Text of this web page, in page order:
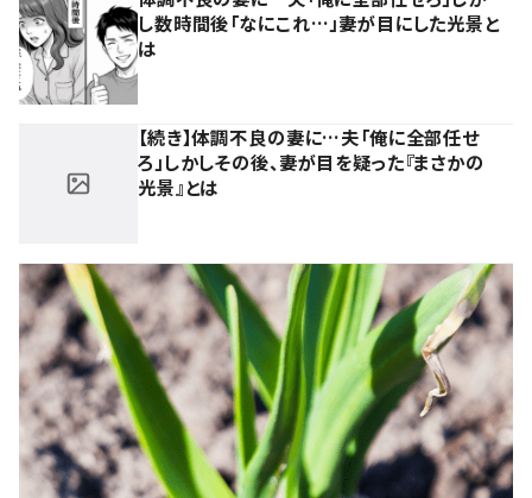
し数時間後「なにこれ…」妻が目にした光景と
は
【続き】体調不良の妻に…夫「俺に全部任せ
ろ」しかしその後、妻が目を疑った『まさかの
光景』とは